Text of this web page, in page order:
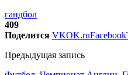
гандбол
409
Поделится VKOK.ruFacebook
Предыдущая запись